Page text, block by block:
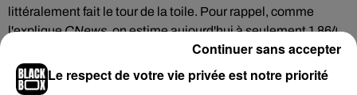
littéralement fait le tour de la toile. Pour rappel, comme
l'expliqueCNews, on estime aujourd'hui à seulement 1 864
le nombre de pandas vivant à l'état naturel, lorsqu'environ
600 vivent dans des zoos et centres d'élevage à travers le
monde.
Le respect de votre vie privée est notre priorité
Continuer sans accepter